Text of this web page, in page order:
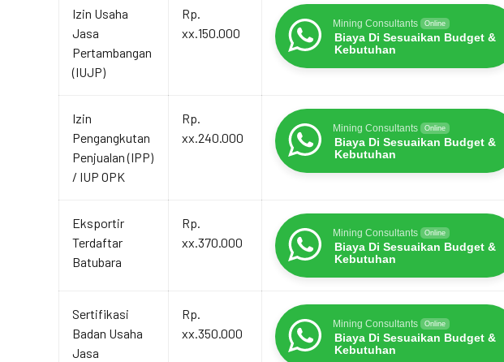
Biaya
Layanan
Izin Usaha
Jasa
Pertambangan
(IUJP)
Rp.
xx.150.000
Mining Consultants Online
Biaya Di Sesuaikan Budget &
Kebutuhan
Izin
Pengangkutan
Penjualan (IPP)
/ IUP OPK
Rp.
xx.240.000
Mining Consultants Online
Biaya Di Sesuaikan Budget &
Kebutuhan
Eksportir
Terdaftar
Batubara
Rp.
xx.370.000
Mining Consultants Online
Biaya Di Sesuaikan Budget &
Kebutuhan
Sertifikasi
Badan Usaha
Jasa
Rp.
xx.350.000
Mining Consultants Online
Biaya Di Sesuaikan Budget &
Kebutuhan